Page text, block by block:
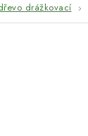
drážkovací